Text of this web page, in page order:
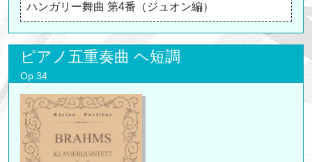
ハンガリー舞曲 第4番（ジュオン編）
ピアノ五重奏曲 ヘ短調
Op.34